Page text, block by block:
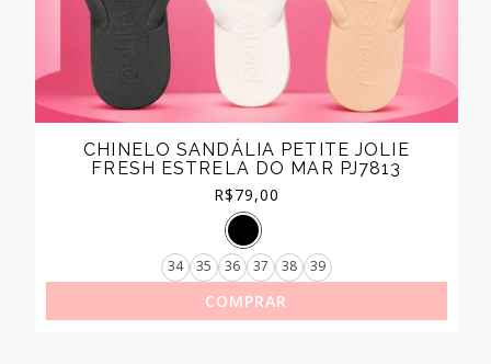
CHINELO SANDÁLIA PETITE JOLIE
FRESH ESTRELA DO MAR PJ7813
R$79,00
34 35 36 37 38 39
COMPRAR